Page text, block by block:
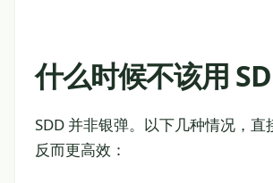
什么时候不该用
SDD 并非银弹。以下几种情况，直
反而更高效：